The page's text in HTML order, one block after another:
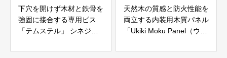
下穴を開けず木材と鉄骨を
強固に接合する専用ビス
「テムステル」 シネジッ
天然木の質感と防火性能を
両立する内装用木質パネル
「Ukiki Moku Panel（ウキ
社サンパテック